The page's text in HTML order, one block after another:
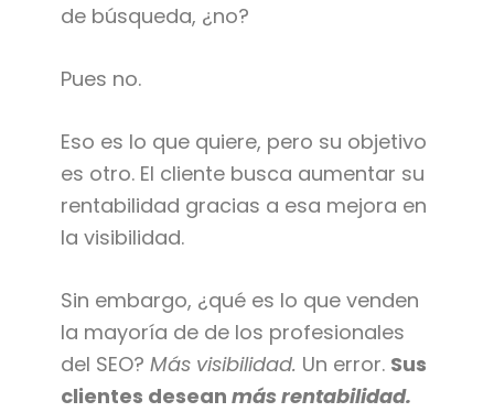
de búsqueda, ¿no?
Pues no.
Eso es lo que quiere, pero su objetivo
es otro. El cliente busca aumentar su
rentabilidad gracias a esa mejora en
la visibilidad.
Sin embargo, ¿qué es lo que venden
la mayoría de de los profesionales
del SEO? Más visibilidad. Un error. Sus
clientes desean más rentabilidad.